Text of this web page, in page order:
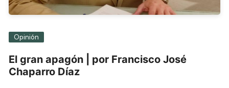
Opinión
El gran apagón | por Francisco José
Chaparro Díaz